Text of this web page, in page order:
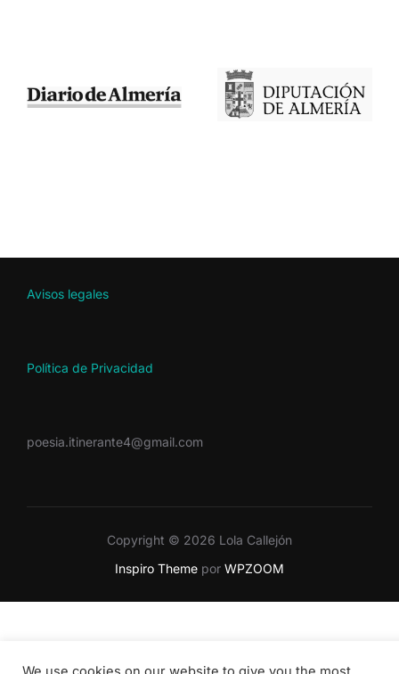
Avisos legales
Política de Privacidad
poesia.itinerante4@gmail.com
Copyright © 2026 Lola Callejón
Inspiro Theme por WPZOOM